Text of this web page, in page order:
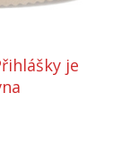
je